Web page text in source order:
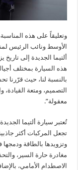
وتعليقاً على هذه
الأوسط ونائب الرئيس
هذه السيارة بمختلف
بالنسبة لنا، حيث قرّرنا
التصميم، ومتعة القيادة،
معقولة”.
تُعتبر سيارة ألتيما
تجعل المركبات أكثر
وتزويدها بالطاقة
مغادرة حارة السير،
الاصطدام الأمامي،